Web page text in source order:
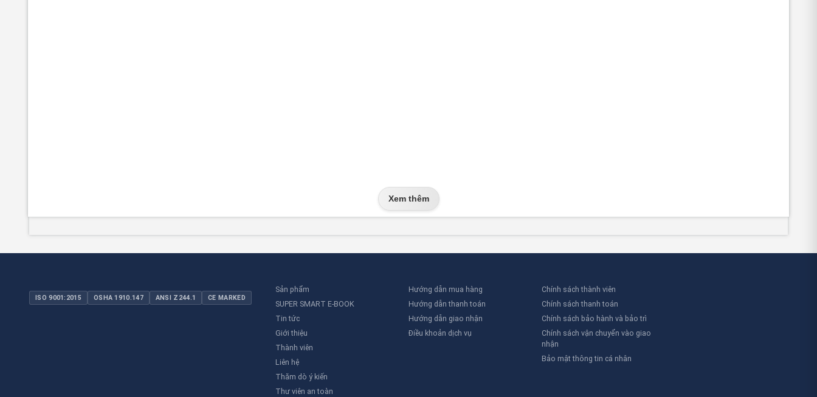
Xem thêm
ISO 9001:2015 OSHA 1910.147 ANSI Z244.1 CE MARKED
Sản phẩm
SUPER SMART E-BOOK
Tin tức
Giới thiệu
Thành viên
Liên hệ
Thăm dò ý kiến
Thư viên an toàn
Hướng dẫn mua hàng
Hướng dẫn thanh toán
Hướng dẫn giao nhận
Điều khoản dịch vụ
Chính sách thành viên
Chính sách thanh toán
Chính sách bảo hành và bảo trì
Chính sách vận chuyển vào giao
nhận
Bảo mật thông tin cá nhân